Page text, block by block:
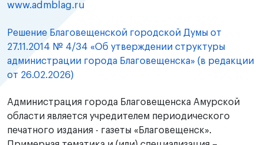
www.admblag.ru
Решение Благовещенской городской Думы от
27.11.2014 № 4/34 «Об утверждении структуры
администрации города Благовещенска» (в редакции
от 26.02.2026)
Администрация города Благовещенска Амурской
области является учредителем периодического
печатного издания - газеты «Благовещенск».